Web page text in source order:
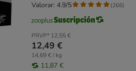
PRVP* 12,55 €
12,49 €
14,69 € / kg
11,87 €
Valorar: 4.9/5 (266)